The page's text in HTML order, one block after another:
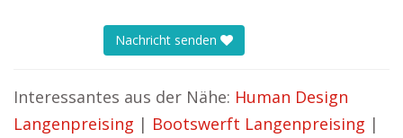
Nachricht senden
Interessantes aus der Nähe: Human Design
Langenpreising | Bootswerft Langenpreising |